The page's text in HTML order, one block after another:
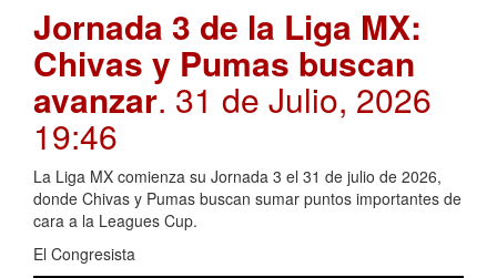
Jornada 3 de la Liga MX:
Chivas y Pumas buscan
avanzar. 31 de Julio, 2026
19:46
La Liga MX comienza su Jornada 3 el 31 de julio de 2026,
donde Chivas y Pumas buscan sumar puntos importantes de
cara a la Leagues Cup.
El Congresista